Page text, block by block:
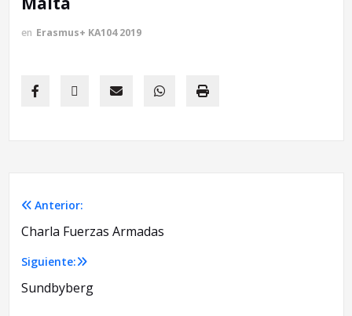
en Erasmus+ KA104 2019
Navegación
de
entradas
Anterior:
Charla Fuerzas Armadas
Siguiente:
Sundbyberg